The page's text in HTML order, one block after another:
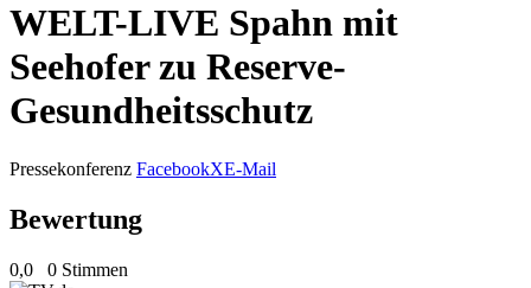
WELT-LIVE Spahn mit
Seehofer zu Reserve-
Gesundheitsschutz
Pressekonferenz FacebookXE-Mail
Bewertung
0,0 0 Stimmen